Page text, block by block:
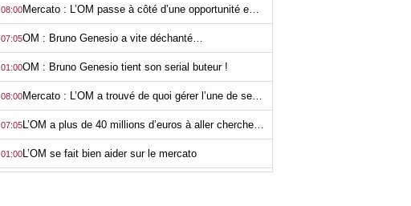
08:00 Mercato : L’OM passe à côté d’une opportunité en or…
07:05OM : Bruno Genesio a vite déchanté…
01:00OM : Bruno Genesio tient son serial buteur !
08:00 Mercato : L’OM a trouvé de quoi gérer l’une de ses priorités ?
07:05 L’OM a plus de 40 millions d’euros à aller chercher, Frank McCourt sait quoi faire…
01:00L’OM se fait bien aider sur le mercato